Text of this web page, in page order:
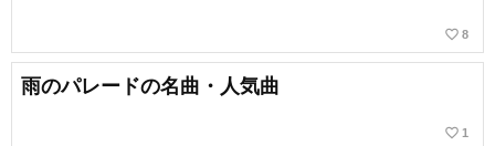
favorite_border 8
雨のパレードの名曲・人気曲
favorite_border 1